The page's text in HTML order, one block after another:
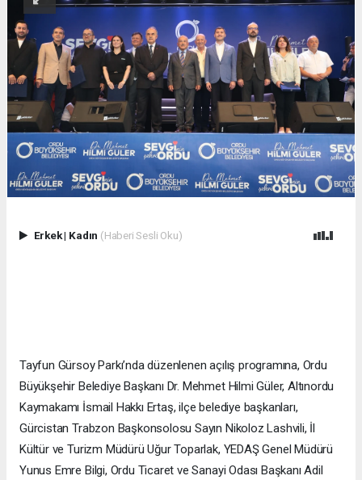
Erkek| Kadın (Haberi Sesli Oku)
Tayfun Gürsoy Parkı’nda düzenlenen açılış programına, Ordu
Büyükşehir Belediye Başkanı Dr. Mehmet Hilmi Güler, Altınordu
Kaymakamı İsmail Hakkı Ertaş, ilçe belediye başkanları,
Gürcistan Trabzon Başkonsolosu Sayın Nikoloz Lashvili, İl
Kültür ve Turizm Müdürü Uğur Toparlak, YEDAŞ Genel Müdürü
Yunus Emre Bilgi, Ordu Ticaret ve Sanayi Odası Başkanı Adil